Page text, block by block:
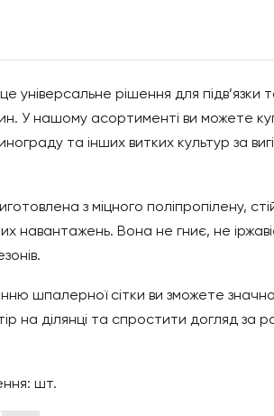
універсальне рішення для підв’язки
У нашому асортименті ви можете
винограду та інших витких культур за
з міцного поліпропілену,
навантажень. Вона не гниє, не
шпалерної сітки ви зможете
на ділянці та спростити догляд за
шт.